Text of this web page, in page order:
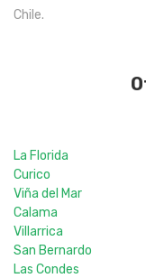
Chile.
La Florida
Curico
Viña del Mar
Calama
Villarrica
San Bernardo
Las Condes